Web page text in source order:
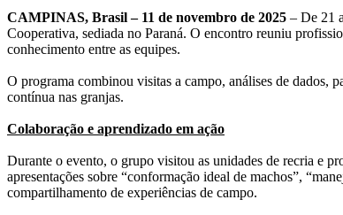
CAMPINAS, Brasil – 11 de novembro de 2025 – De 21
Cooperativa, sediada no Paraná. O encontro reuniu
conhecimento entre as equipes.
O programa combinou visitas a campo, análises de dados,
contínua nas granjas.
Colaboração e aprendizado em ação
Durante o evento, o grupo visitou as unidades de recria e
apresentações sobre “conformação ideal de machos”,
compartilhamento de experiências de campo.